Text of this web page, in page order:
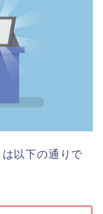
以下の通りで